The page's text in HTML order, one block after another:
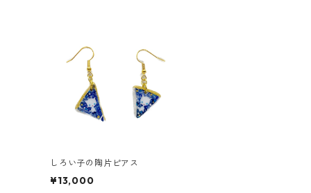
しろい子の陶片ピアス
¥13,000